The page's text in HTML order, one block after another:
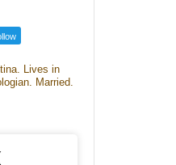
Lives in
Married.